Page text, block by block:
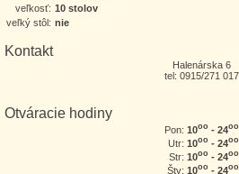
veľkosť: 10 stolov
veľký stôl: nie
Kontakt
Halenárska 6
tel: 0915/271 017
Otváracie hodiny
Pon: 10oo - 24oo
Utr: 10oo - 24oo
Str: 10oo - 24oo
Štv: 10oo - 24oo